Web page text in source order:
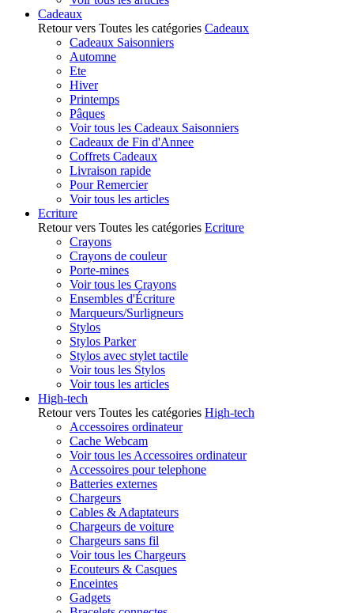
Cadeaux
Retour vers Toutes les catégories Cadeaux
Cadeaux Saisonniers
Automne
Ete
Hiver
Printemps
Pâques
Voir tous les Cadeaux Saisonniers
Cadeaux de Fin d'Annee
Coffrets Cadeaux
Livraison rapide
Pour Remercier
Voir tous les articles
Ecriture
Retour vers Toutes les catégories Ecriture
Crayons
Crayons de couleur
Porte-mines
Voir tous les Crayons
Ensembles d'Écriture
Marqueurs/Surligneurs
Stylos
Stylos Parker
Stylos avec stylet tactile
Voir tous les Stylos
Voir tous les articles
High-tech
Retour vers Toutes les catégories High-tech
Accessoires ordinateur
Cache Webcam
Voir tous les Accessoires ordinateur
Accessoires pour telephone
Batteries externes
Chargeurs
Cables & Adaptateurs
Chargeurs de voiture
Chargeurs sans fil
Voir tous les Chargeurs
Ecouteurs & Casques
Enceintes
Gadgets